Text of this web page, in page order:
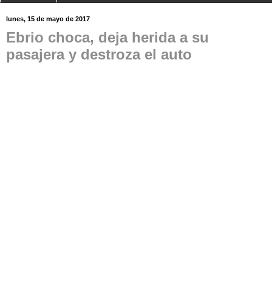
lunes, 15 de mayo de 2017
Ebrio choca, deja herida a su
pasajera y destroza el auto